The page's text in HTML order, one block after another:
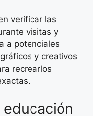
verificar las
visitas y
a potenciales
y creativos
recrearlos